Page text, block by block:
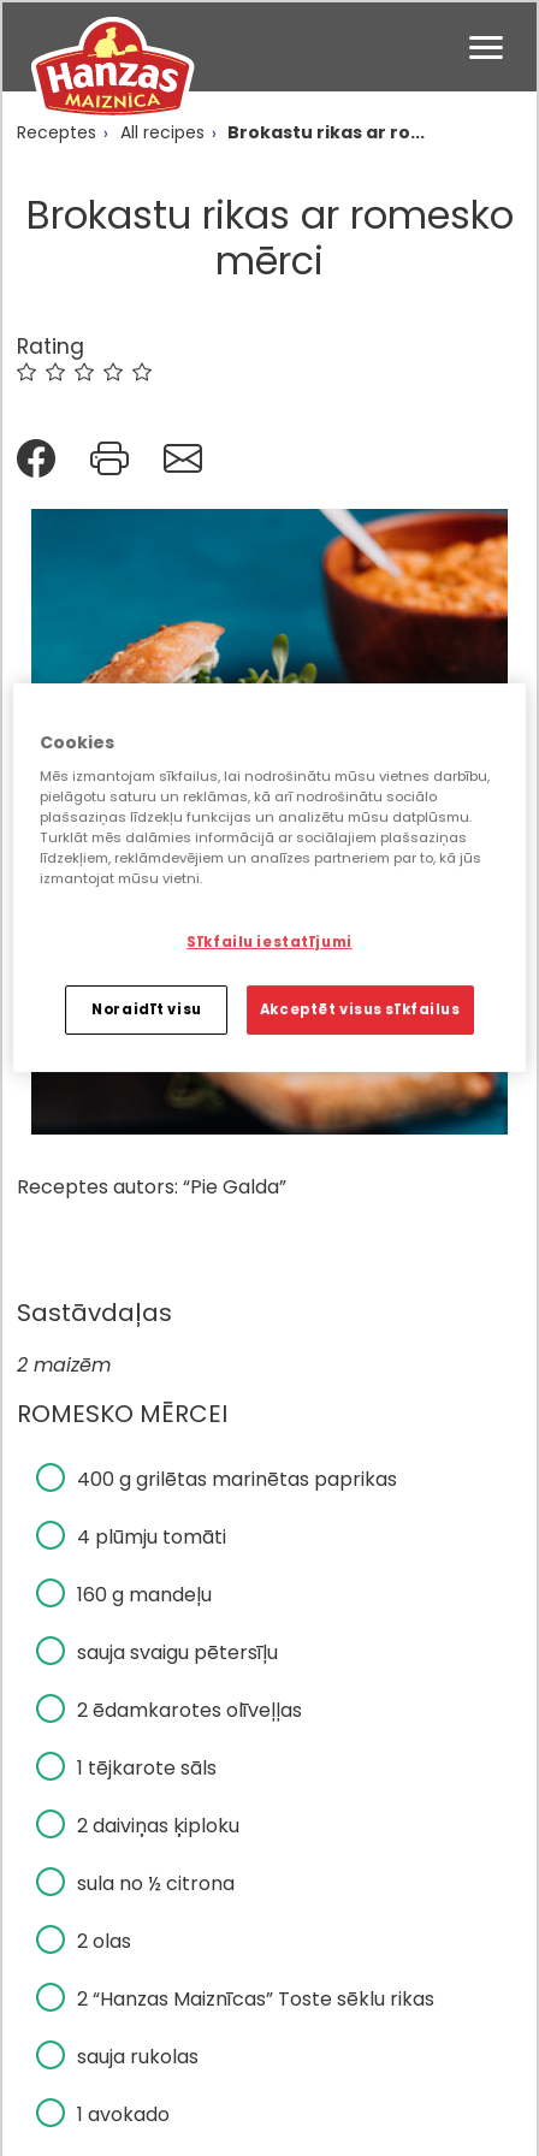
Receptes All recipes Brokastu rikas ar ro...
Brokastu rikas ar romesko
mērci
Rating
Receptes autors: “Pie Galda”
Sastāvdaļas
2 maizēm
ROMESKO MĒRCEI
400 g grilētas marinētas paprikas
4 plūmju tomāti
160 g mandeļu
sauja svaigu pētersīļu
2 ēdamkarotes olīveļļas
1 tējkarote sāls
2 daiviņas ķiploku
sula no ½ citrona
2 olas
2 “Hanzas Maiznīcas” Toste sēklu rikas
sauja rukolas
1 avokado
Cookies
Mēs izmantojam sīkfailus, lai nodrošinātu mūsu vietnes darbību,
pielāgotu saturu un reklāmas, kā arī nodrošinātu sociālo
plašsaziņas līdzekļu funkcijas un analizētu mūsu datplūsmu.
Turklāt mēs dalāmies informācijā ar sociālajiem plašsaziņas
līdzekļiem, reklāmdevējiem un analīzes partneriem par to, kā jūs
izmantojat mūsu vietni.
Sīkfailu iestatījumi
Noraidīt visu Akceptēt visus sīkfailus